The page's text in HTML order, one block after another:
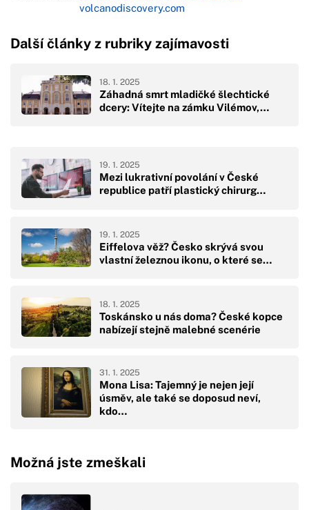
volcanodiscovery.com
Další články z rubriky zajímavosti
Záhadná smrt mladičké šlechtické
dcery: Vítejte na zámku Vilémov,…
18. 1. 2025
Mezi lukrativní povolání v České
republice patří plastický chirurg…
19. 1. 2025
Eiffelova věž? Česko skrývá svou
vlastní železnou ikonu, o které se…
19. 1. 2025
Toskánsko u nás doma? České kopce
nabízejí stejně malebné scenérie
18. 1. 2025
Mona Lisa: Tajemný je nejen její
úsměv, ale také se doposud neví,
kdo…
31. 1. 2025
Možná jste zmeškali